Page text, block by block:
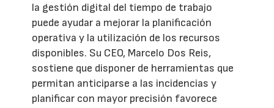
la gestión digital del tiempo de trabajo
puede ayudar a mejorar la planificación
operativa y la utilización de los recursos
disponibles. Su CEO, Marcelo Dos Reis,
sostiene que disponer de herramientas que
permitan anticiparse a las incidencias y
planificar con mayor precisión favorece